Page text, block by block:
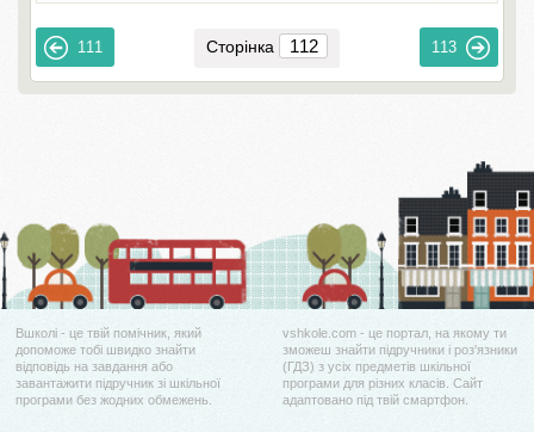
111 Сторінка 113
Вшколі - це твій помічник, який
допоможе тобі швидко знайти
відповідь на завдання або
завантажити підручник зі шкільної
програми без жодних обмежень.
vshkole.com - це портал, на якому ти
зможеш знайти підручники і роз'язники
(ГДЗ) з усіх предметів шкільної
програми для різних класів. Сайт
адаптовано під твій смартфон.